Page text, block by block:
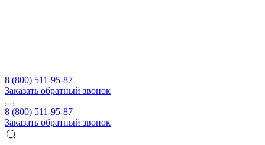
8 (800) 511-95-87
Заказать обратный звонок
8 (800) 511-95-87
Заказать обратный звонок